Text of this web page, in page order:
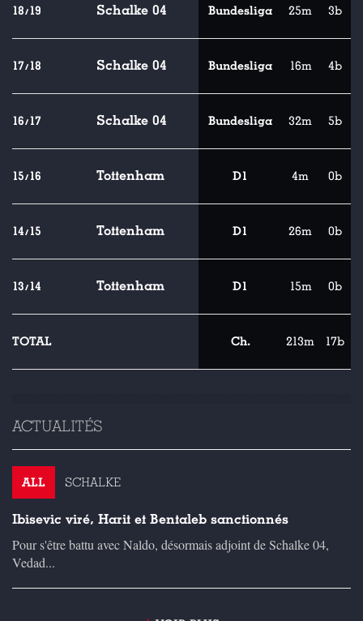
18/19 Schalke 04 Bundesliga 25m 3b
17/18 Schalke 04 Bundesliga 16m 4b
16/17 Schalke 04 Bundesliga 32m 5b
15/16 Tottenham D1 4m 0b
14/15 Tottenham D1 26m 0b
13/14 Tottenham D1 15m 0b
TOTAL Ch. 213m 17b
ACTUALITÉS
ALL SCHALKE
Ibisevic viré, Harit et Bentaleb sanctionnés
Pour s'être battu avec Naldo, désormais adjoint de Schalke 04,
Vedad...